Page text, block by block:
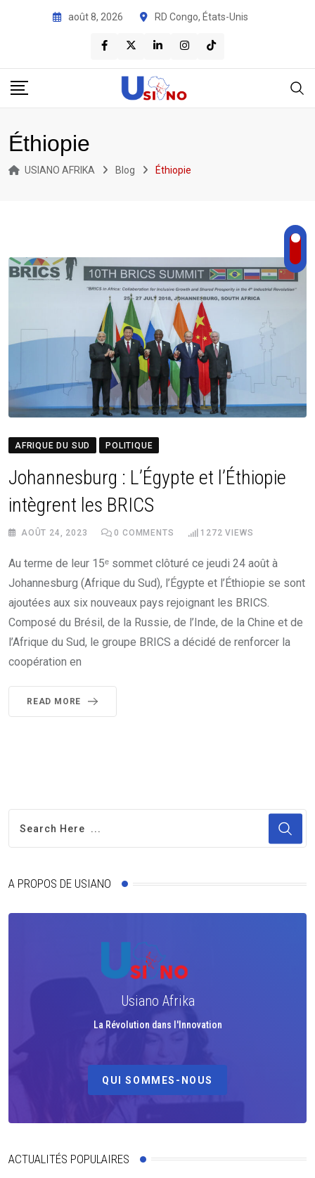
août 8, 2026 RD Congo, États-Unis
Éthiopie
USIANO AFRIKA Blog Éthiopie
AFRIQUE DU SUD POLITIQUE
Johannesburg : L’Égypte et l’Éthiopie
intègrent les BRICS
AOÛT 24, 2023 0 COMMENTS 1272 VIEWS
Au terme de leur 15ᵉ sommet clôturé ce jeudi 24 août à
Johannesburg (Afrique du Sud), l’Égypte et l’Éthiopie se sont
ajoutées aux six nouveaux pays rejoignant les BRICS.
Composé du Brésil, de la Russie, de l’Inde, de la Chine et de
l’Afrique du Sud, le groupe BRICS a décidé de renforcer la
coopération en
READ MORE
A PROPOS DE USIANO
Usiano Afrika
La Révolution dans l'Innovation
QUI SOMMES-NOUS
ACTUALITÉS POPULAIRES